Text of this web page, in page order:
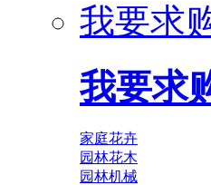
我要求
我要求
家庭花卉
园林花木
园林机械